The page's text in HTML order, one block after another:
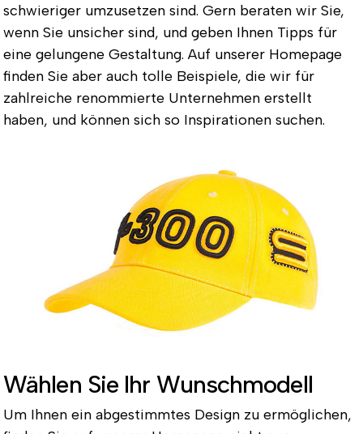
schwieriger umzusetzen sind. Gern beraten wir Sie,
wenn Sie unsicher sind, und geben Ihnen Tipps für
eine gelungene Gestaltung. Auf unserer Homepage
finden Sie aber auch tolle Beispiele, die wir für
zahlreiche renommierte Unternehmen erstellt
haben, und können sich so Inspirationen suchen.
Wählen Sie Ihr Wunschmodell
Um Ihnen ein abgestimmtes Design zu ermöglichen,